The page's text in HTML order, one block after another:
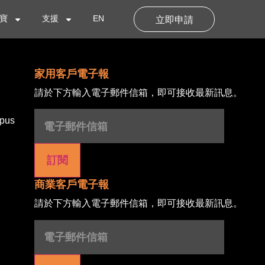
支援 EN 立即申請
家用客戶電子報
請於下方輸入電子郵件信箱，即可接收最新訊息。
件
商業客戶電子報
請於下方輸入電子郵件信箱，即可接收最新訊息。
電
件